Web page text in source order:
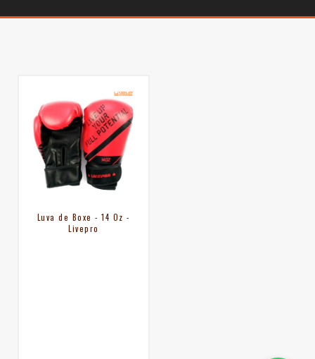
Luva de Boxe - 14 Oz -
Livepro